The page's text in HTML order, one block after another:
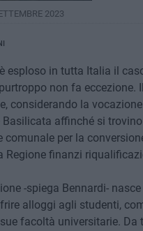
2023
esploso in tutta Italia il
non fa eccezione.
considerando la
affinché si
comunale per la
Regione finanzi
-spiega Bennardi-
alloggi agli studenti,
facoltà universitarie.